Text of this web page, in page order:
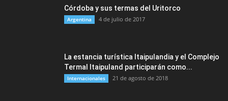
Córdoba y sus termas del Uritorco
Argentina 4 de julio de 2017
La estancia turística Itaipulandia y el Complejo
Termal Itaipuland participarán como...
Internacionales 21 de agosto de 2018